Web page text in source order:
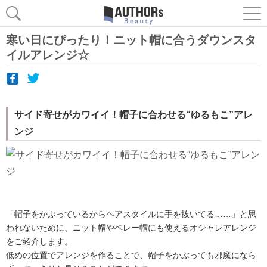
寒い日にぴったり！ニット帽に合うダウンスタ
イルアレンジ☆
サイド寄せがカワイイ！帽子に合わせる“ゆるもこ”アレ
ンジ
「帽子をかぶっているからヘアスタイルに手を抜いてる……」と思
われないために、ニット帽やベレー帽にも使えるオシャレアレンジ
をご紹介します。
低めの位置でアレンジを作ることで、帽子をかぶっても邪魔になら